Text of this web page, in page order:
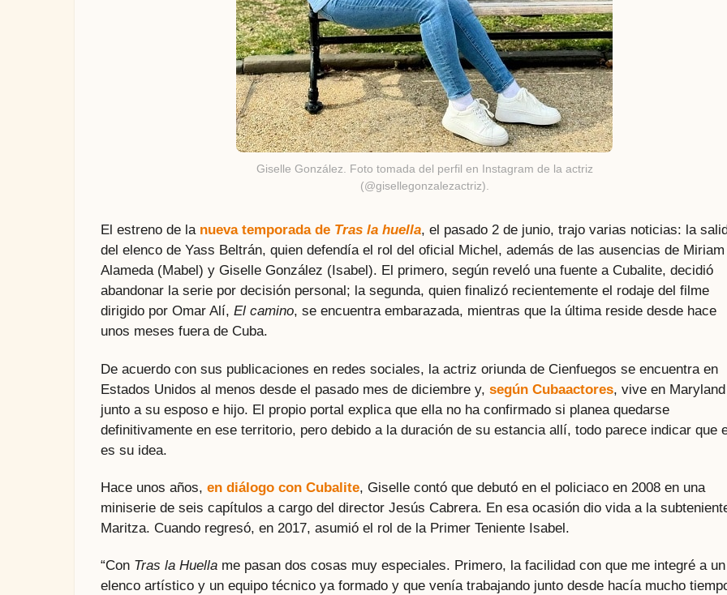
Giselle González. Foto tomada del perfil en Instagram de la actriz
(@gisellegonzalezactriz).
El estreno de la nueva temporada de Tras la huella, el pasado 2 de junio, trajo varias noticias: la
del elenco de Yass Beltrán, quien defendía el rol del oficial Michel, además de las ausencias de Miriam
Alameda (Mabel) y Giselle González (Isabel). El primero, según reveló una fuente a Cubalite, decidió
abandonar la serie por decisión personal; la segunda, quien finalizó recientemente el rodaje del filme
dirigido por Omar Alí, El camino, se encuentra embarazada, mientras que la última reside desde hace
unos meses fuera de Cuba.
De acuerdo con sus publicaciones en redes sociales, la actriz oriunda de Cienfuegos se encuentra en
Estados Unidos al menos desde el pasado mes de diciembre y, según Cubaactores, vive en Maryland
junto a su esposo e hijo. El propio portal explica que ella no ha confirmado si planea quedarse
definitivamente en ese territorio, pero debido a la duración de su estancia allí, todo parece indicar que
es su idea.
Hace unos años, en diálogo con Cubalite, Giselle contó que debutó en el policiaco en 2008 en una
miniserie de seis capítulos a cargo del director Jesús Cabrera. En esa ocasión dio vida a la
Maritza. Cuando regresó, en 2017, asumió el rol de la Primer Teniente Isabel.
“Con Tras la Huella me pasan dos cosas muy especiales. Primero, la facilidad con que me integré a un
elenco artístico y un equipo técnico ya formado y que venía trabajando junto desde hacía mucho